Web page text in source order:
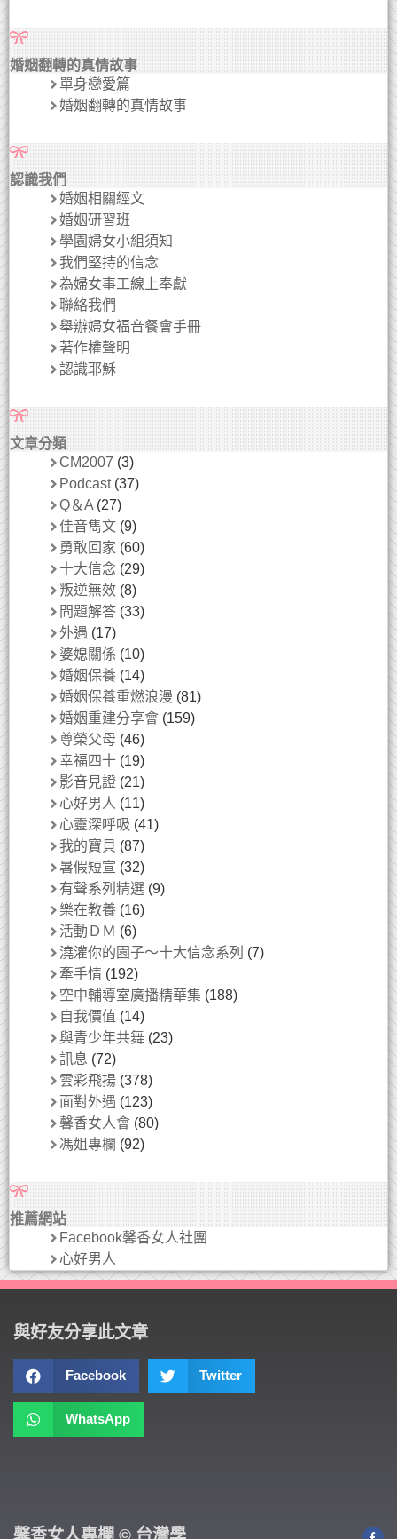
婚姻翻轉的真情故事
單身戀愛篇
婚姻翻轉的真情故事
認識我們
婚姻相關經文
婚姻研習班
學園婦女小組須知
我們堅持的信念
為婦女事工線上奉獻
聯絡我們
舉辦婦女福音餐會手冊
著作權聲明
認識耶穌
文章分類
CM2007 (3)
Podcast(37)
Q＆A (27)
佳音雋文 (9)
勇敢回家 (60)
十大信念 (29)
叛逆無效 (8)
問題解答 (33)
外遇 (17)
婆媳關係 (10)
婚姻保養 (14)
婚姻保養重燃浪漫 (81)
婚姻重建分享會 (159)
尊榮父母 (46)
幸福四十 (19)
影音見證 (21)
心好男人 (11)
心靈深呼吸 (41)
我的寶貝 (87)
暑假短宣 (32)
有聲系列精選 (9)
樂在教養 (16)
活動ＤＭ (6)
澆灌你的園子～十大信念系列 (7)
牽手情 (192)
空中輔導室廣播精華集 (188)
自我價值 (14)
與青少年共舞 (23)
訊息 (72)
雲彩飛揚 (378)
面對外遇 (123)
馨香女人會 (80)
馮姐專欄 (92)
推薦網站
Facebook馨香女人社團
心好男人
與好友分享此文章
Facebook Twitter
WhatsApp
馨香女人專欄 © 台灣學